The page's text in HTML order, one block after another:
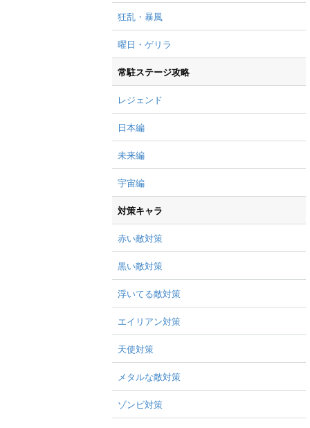
狂乱・暴風
曜日・ゲリラ
常駐ステージ攻略
レジェンド
日本編
未来編
宇宙編
対策キャラ
赤い敵対策
黒い敵対策
浮いてる敵対策
エイリアン対策
天使対策
メタルな敵対策
ゾンビ対策